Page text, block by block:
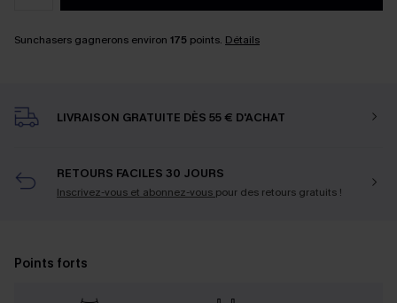
Sunchasers gagnerons environ 175 points. Détails
LIVRAISON GRATUITE DÈS 55 € D'ACHAT
RETOURS FACILES 30 JOURS
Inscrivez-vous et abonnez-vous pour des retours gratuits !
Points forts